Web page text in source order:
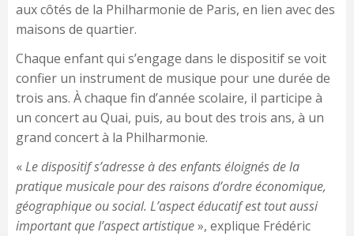
aux côtés de la Philharmonie de Paris, en lien avec des
maisons de quartier.
Chaque enfant qui s’engage dans le dispositif se voit
confier un instrument de musique pour une durée de
trois ans. À chaque fin d’année scolaire, il participe à
un concert au Quai, puis, au bout des trois ans, à un
grand concert à la Philharmonie.
«Le dispositif s’adresse à des enfants éloignés de la
pratique musicale pour des raisons d’ordre économique,
géographique ou social. L’aspect éducatif est tout aussi
important que l’aspect artistique», explique Frédéric